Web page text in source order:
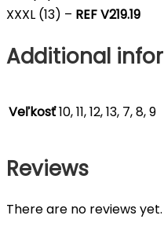
XXXL (13) – REF V219.19
Additional
Veľkosť10, 11, 12, 13, 7, 8, 9
Reviews
There are no reviews yet.